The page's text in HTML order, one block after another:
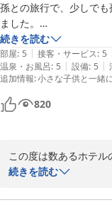
来年もお会いできま
す。
今後とも、沖縄モント
在であり続けられるよ
2026-06-28
孫との旅行で、少しで
ました。
宿泊前からメールで相談
きました。
ホテルのスタッフの方は
ていました。
赤ちゃん連れでのレスト
が、笑顔で「もちろん大
ホテル周辺にも沖縄ら
どできる点も良かったで
3泊4日の旅でしたが、
続きを読む
部屋: 5 | 接客・サービス: 5
温泉・お風呂: 5 | 設備: 5 |
追加情報:小さな子供と一緒
820
この度は数あるホテ
トをお選びいただき、
続きを読む